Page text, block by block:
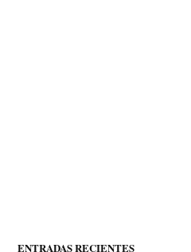
ENTRADAS RECIENTES